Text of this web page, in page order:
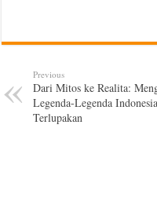
Previous
Dari Mitos ke Realita:
Legenda-Legenda
Terlupakan